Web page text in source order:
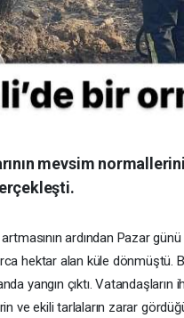
mevsim
artmasının ardından Pazar
hektar alan küle
yangın çıktı.
ve ekili tarlaların zarar